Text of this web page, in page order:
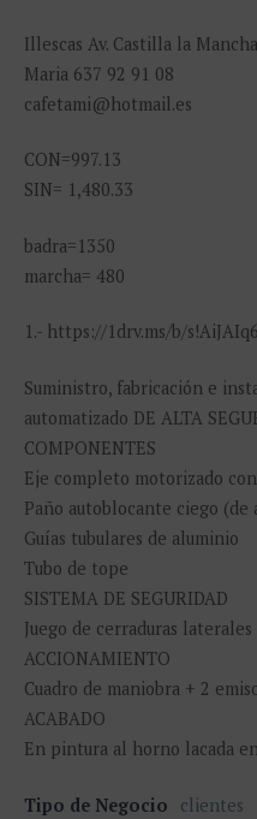
Illescas Av. Castilla la
Maria 637 92 91 08
cafetami@hotmail.es
CON=997.13
SIN= 1,480.33
badra=1350
marcha= 480
1.- https://1drv.ms/b/
Suministro, fabricación e
automatizado DE ALTA
COMPONENTES
Eje completo motorizado
Paño autoblocante ciego (de
Guías tubulares de aluminio
Tubo de tope
SISTEMA DE SEGURIDAD
Juego de cerraduras
ACCIONAMIENTO
Cuadro de maniobra + 2
ACABADO
En pintura al horno lacada
Tipo de Negocio clientes